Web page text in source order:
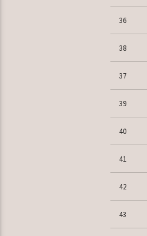
36
38
37
39
40
41
42
43